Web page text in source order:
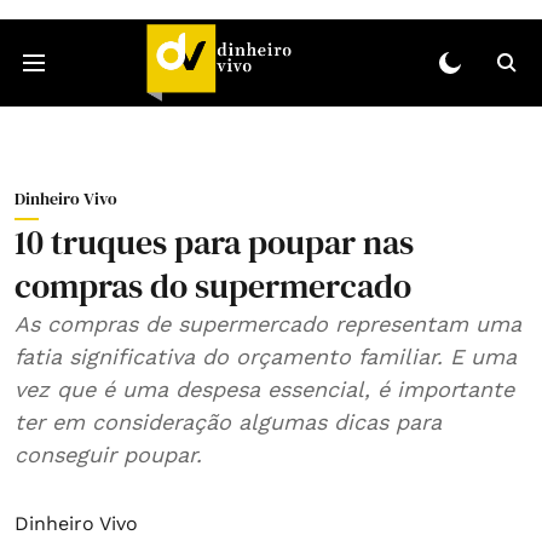
Dinheiro Vivo
10 truques para poupar nas
compras do supermercado
As compras de supermercado representam uma
fatia significativa do orçamento familiar. E uma
vez que é uma despesa essencial, é importante
ter em consideração algumas dicas para
conseguir poupar.
Dinheiro Vivo